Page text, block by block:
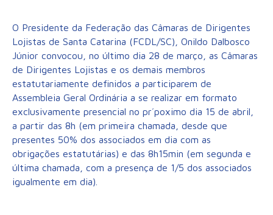
O Presidente da Federação das Câmaras de Dirigentes
Lojistas de Santa Catarina (FCDL/SC), Onildo Dalbosco
Júnior convocou, no último dia 28 de março, as Câmaras
de Dirigentes Lojistas e os demais membros
estatutariamente definidos a participarem de
Assembleia Geral Ordinária a se realizar em formato
exclusivamente presencial no pr´poximo dia 15 de abril,
a partir das 8h (em primeira chamada, desde que
presentes 50% dos associados em dia com as
obrigações estatutárias) e das 8h15min (em segunda e
última chamada, com a presença de 1/5 dos associados
igualmente em dia).